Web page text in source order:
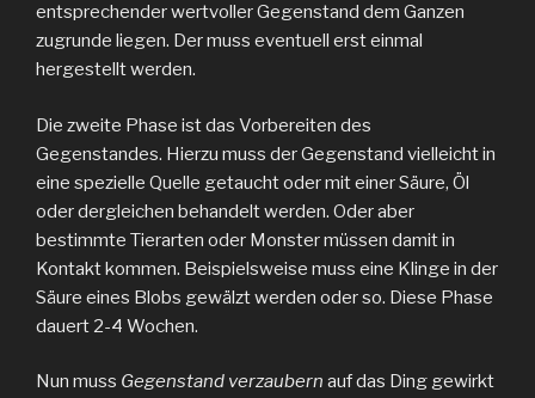
entsprechender wertvoller Gegenstand dem Ganzen
zugrunde liegen. Der muss eventuell erst einmal
hergestellt werden.
Die zweite Phase ist das Vorbereiten des
Gegenstandes. Hierzu muss der Gegenstand vielleicht in
eine spezielle Quelle getaucht oder mit einer Säure, Öl
oder dergleichen behandelt werden. Oder aber
bestimmte Tierarten oder Monster müssen damit in
Kontakt kommen. Beispielsweise muss eine Klinge in der
Säure eines Blobs gewälzt werden oder so. Diese Phase
dauert 2-4 Wochen.
Nun muss Gegenstand verzaubern auf das Ding gewirkt